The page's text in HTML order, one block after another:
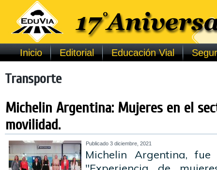
Inicio Editorial Educación Vial
Transporte
Michelin Argentina: Mujeres en el
movilidad.
Publicado 3 diciembre, 2021
Michelin Argentina,